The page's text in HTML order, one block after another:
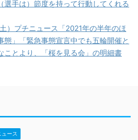
選手は）節度を持って行動してくれる
）プチニュース「2021年の半年のほ
態」「緊急事態宣言中でも五輪開催と
ことより、「桜を見る会」の明細書
ース